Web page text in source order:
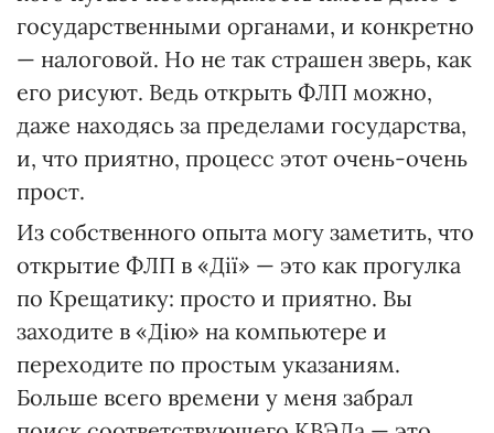
государственными органами, и конкретно
— налоговой. Но не так страшен зверь, как
его рисуют. Ведь открыть ФЛП можно,
даже находясь за пределами государства,
и, что приятно, процесс этот очень-очень
прост.
Из собственного опыта могу заметить, что
открытие ФЛП в «Дії» — это как прогулка
по Крещатику: просто и приятно. Вы
заходите в «Дію» на компьютере и
переходите по простым указаниям.
Больше всего времени у меня забрал